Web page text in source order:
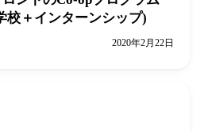
＋インターンシップ)
2020年2月22日